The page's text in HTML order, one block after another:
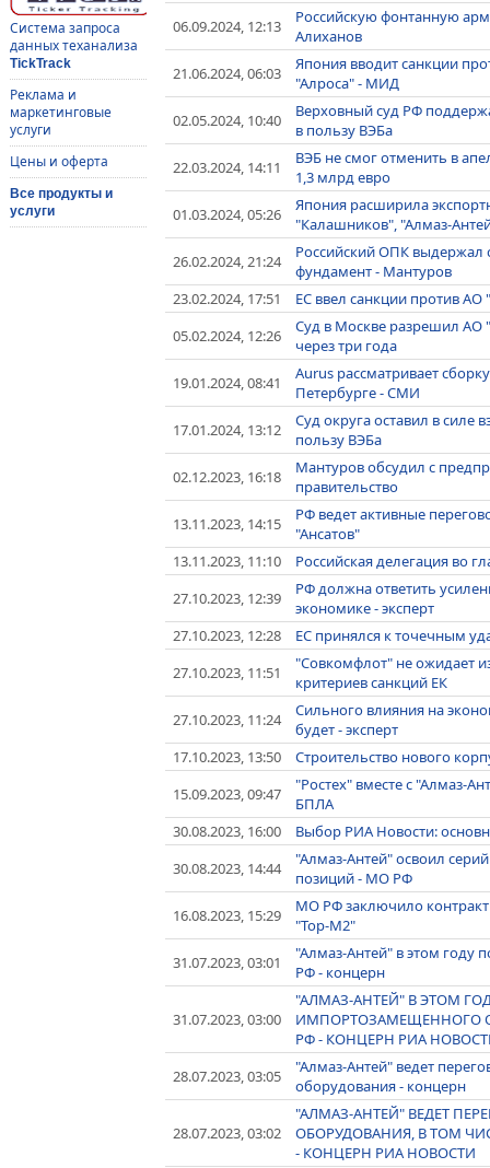
Система запроса
данных теханализа
TickTrack
Реклама и
маркетинговые
услуги
Цены и оферта
Все продукты и
услуги
06.09.2024, 12:13
Российскую фонтанную
Алиханов
21.06.2024, 06:03
Япония вводит санкции
"Алроса" - МИД
02.05.2024, 10:40
Верховный суд РФ
в пользу ВЭБа
22.03.2024, 14:11
ВЭБ не смог отменить в
1,3 млрд евро
01.03.2024, 05:26
Япония расширила
"Калашников", "Алмаз-
26.02.2024, 21:24
Российский ОПК выдержал
фундамент - Мантуров
23.02.2024, 17:51
ЕС ввел санкции против
05.02.2024, 12:26
Суд в Москве разрешил АО
через три года
19.01.2024, 08:41
Aurus рассматривает
Петербурге - СМИ
17.01.2024, 13:12
Суд округа оставил в силе
пользу ВЭБа
02.12.2023, 16:18
Мантуров обсудил с
правительство
13.11.2023, 14:15
РФ ведет активные
"Ансатов"
13.11.2023, 11:10
Российская делегация во
27.10.2023, 12:39
РФ должна ответить
экономике - эксперт
27.10.2023, 12:28
ЕС принялся к точечным
27.10.2023, 11:51
"Совкомфлот" не ожидает
критериев санкций ЕК
27.10.2023, 11:24
Сильного влияния на
будет - эксперт
17.10.2023, 13:50
Строительство нового
15.09.2023, 09:47
"Ростех" вместе с "Алмаз-
БПЛА
30.08.2023, 16:00
Выбор РИА Новости:
30.08.2023, 14:44
"Алмаз-Антей" освоил
позиций - МО РФ
16.08.2023, 15:29
МО РФ заключило
"Тор-М2"
31.07.2023, 03:01
"Алмаз-Антей" в этом году
РФ - концерн
31.07.2023, 03:00
"АЛМАЗ-АНТЕЙ" В ЭТОМ
ИМПОРТОЗАМЕЩЕННОГО
РФ - КОНЦЕРН РИА
28.07.2023, 03:05
"Алмаз-Антей" ведет
оборудования - концерн
28.07.2023, 03:02
"АЛМАЗ-АНТЕЙ" ВЕДЕТ
ОБОРУДОВАНИЯ, В ТОМ
- КОНЦЕРН РИА НОВОСТИ